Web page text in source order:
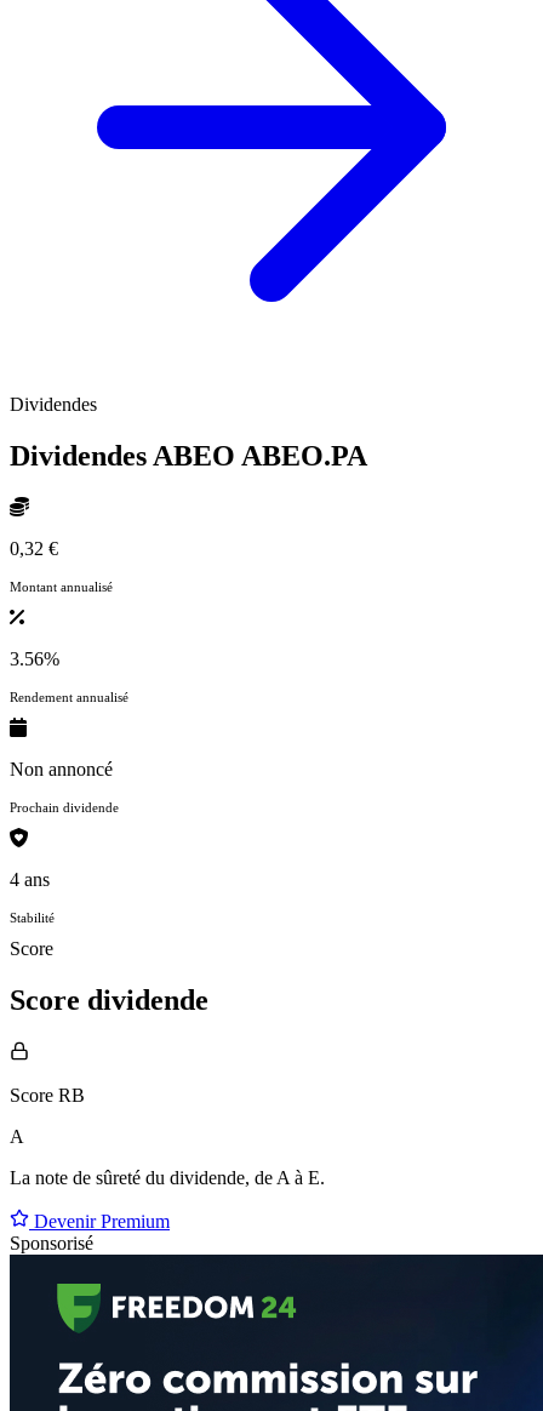
Dividendes
Dividendes ABEO ABEO.PA
0,32 €
Montant annualisé
3.56%
Rendement annualisé
Non annoncé
Prochain dividende
4 ans
Stabilité
Score
Score dividende
Score RB
A
La note de sûreté du dividende, de A à E.
Devenir Premium
Sponsorisé